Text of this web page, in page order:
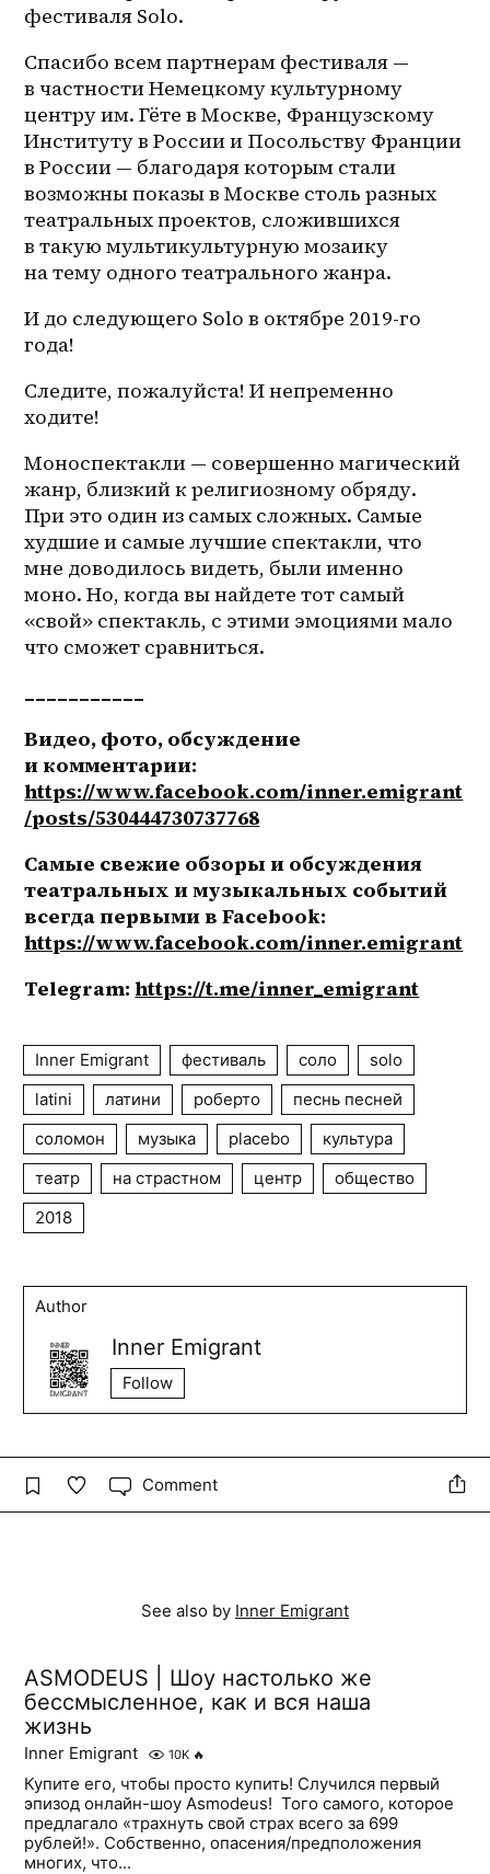
фестиваля Solo.
Спасибо всем партнерам фестиваля —
в частности Немецкому культурному
центру им. Гёте в Москве​, Французскому
Институту в России и Посольству Франции
в России — благодаря которым стали
возможны показы в Москве столь разных
театральных проектов, сложившихся
в такую мультикультурную мозаику
на тему одного театрального жанра.
И до следующего Solo в октябре 2019-го
года!
Следите, пожалуйста! И непременно
ходите!
Моноспектакли — совершенно магический
жанр, близкий к религиозному обряду.
При это один из самых сложных. Самые
худшие и самые лучшие спектакли, что
мне доводилось видеть, были именно
моно. Но, когда вы найдете тот самый
«свой» спектакль, с этими эмоциями мало
что сможет сравниться.
___________
Видео, фото, обсуждение
https://www.facebook.com/inner.emigrant
/posts/530444730737768
Самые свежие обзоры и обсуждения
театральных и музыкальных событий
https://www.facebook.com/inner.emigrant
Telegram: https://t.me/inner_emigrant
Inner Emigrant фестиваль соло
solo
latini
латини роберто
песнь песней
соломон
музыка placebo
культура
театр
на страстном центр
общество
2018
Author
Inner Emigrant
Follow
Comment
See also by Inner Emigrant
ASMODEUS | Шоу настолько же
бессмысленное, как и вся наша
жизнь
Inner Emigrant 10K 🔥
Купите его, чтобы просто купить! Случился первый
эпизод онлайн-шоу Asmodeus! ​ Того самого, которое
предлагало «трахнуть свой страх всего за 699
рублей!». Собственно, опасения/предположения
многих, что...